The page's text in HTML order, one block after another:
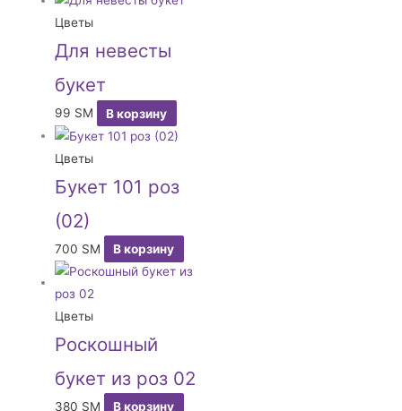
Цветы
Для невесты
букет
99 ЅМ В корзину
Цветы
Букет 101 роз
(02)
700 ЅМ В корзину
Цветы
Роскошный
букет из роз 02
380 ЅМ В корзину